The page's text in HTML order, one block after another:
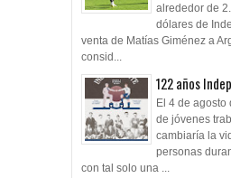
alrededor de
dólares de
venta de Matías Giménez a
consid...
122 años
El 4 de agosto
de jóvenes
cambiaría la
personas
con tal solo una ...